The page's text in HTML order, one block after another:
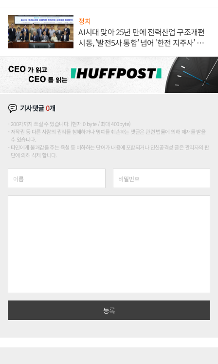
정치
AI시대 맞아 25년 만에 전력산업 구조개편
시동, '발전5사 통합' 넘어 '한전 지주사' 재편
기사댓글0개
200자까지 쓰실 수 있습니다. (현재 0 byte / 최대 400byte)
저작권 등 다른 사람의 권리를 침해하거나 명예를 훼손하는 댓글은 관련 법률에 의해 제재를 받을
수 있습니다.
타인에게 불쾌감을 주는 욕설 등 비하하는 단어가 내용에 포함되거나 인신공격성 글은 관리자의 판
단에 의해 삭제 합니다.